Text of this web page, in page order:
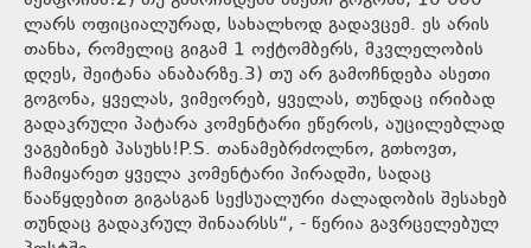
ლარს ოფიციალურად, სახალხოდ გადავცემ. ეს არის
თანხა, რომელიც გიგამ 1 ოქტომბერს, მკვლელობის
დღეს, შეიტანა ანაბარზე.3) თუ არ გამოჩნდება ასეთი
გოგონა, ყველას, ვიმეორებ, ყველას, თუნდაც ირიბად
გადაკრული პატარა კომენტარი ეწეროს, აუცილებლად
ვაგებინებ პასუხს!P.S. თანამებრძოლნო, გთხოვთ,
ჩამიყარეთ ყველა კომენტარი პირადში, სადაც
წააწყდებით გიგასგან სექსუალური ძალადობის შესახებ
თუნდაც გადაკრულ შინაარსს“, - წერია გავრცელებულ